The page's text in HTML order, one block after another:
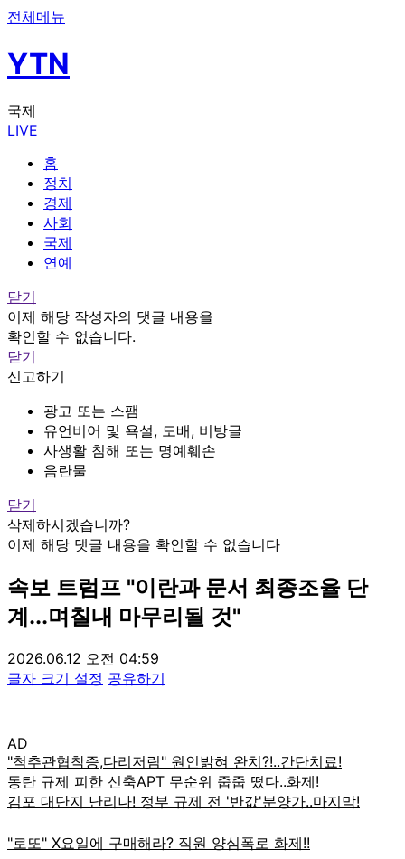
전체메뉴
YTN
국제
LIVE
홈
정치
경제
사회
국제
연예
닫기
이제 해당 작성자의 댓글 내용을
확인할 수 없습니다.
닫기
신고하기
광고 또는 스팸
유언비어 및 욕설, 도배, 비방글
사생활 침해 또는 명예훼손
음란물
닫기
삭제하시겠습니까?
이제 해당 댓글 내용을 확인할 수 없습니다
속보 트럼프 "이란과 문서 최종조율 단
계...며칠내 마무리될 것"
2026.06.12 오전 04:59
글자 크기 설정 공유하기
AD